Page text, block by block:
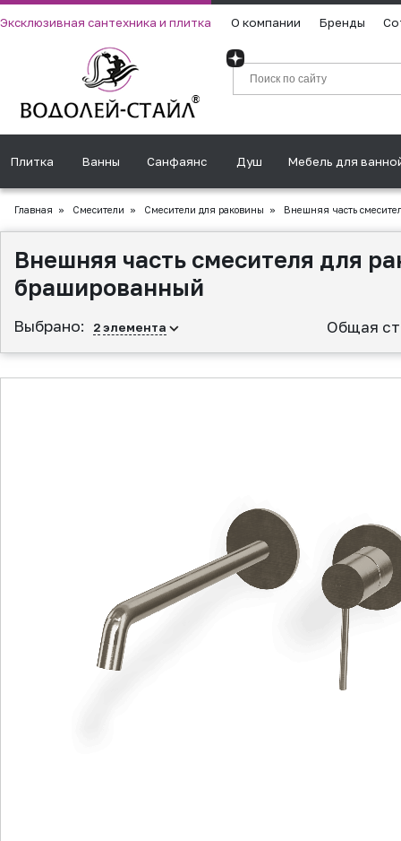
Эксклюзивная сантехника и плитка О компании Бренды
Плитка Ванны Санфаянс Душ Мебель для
Главная » Смесители » Смесители для раковины » Внешняя часть
Внешняя часть смесителя для
брашированный
Выбрано: 2элемента Общая